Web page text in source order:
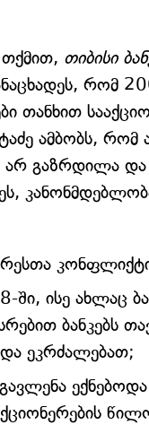
თქმით, თიბისი
რომ
თანხით
ამბობს, რომ
არ გაზრდილა
ისე ახლაც
ბანკებს
ეკრძალებათ;
ექნებოდა